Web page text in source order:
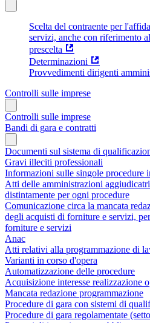
Scelta del contraente per
servizi, anche con riferimento
prescelta
Determinazioni
Provvedimenti dirigenti
Controlli sulle imprese
Controlli sulle imprese
Bandi di gara e contratti
Documenti sul sistema di
Gravi illeciti professionali
Informazioni sulle singole procedure
Atti delle amministrazioni
distintamente per ogni procedure
Comunicazione circa la mancata
degli acquisti di forniture e servizi,
forniture e servizi
Anac
Atti relativi alla programmazione di
Varianti in corso d'opera
Automatizzazione delle procedure
Acquisizione interesse realizzazione
Mancata redazione programmazione
Procedure di gara con sistemi di
Procedure di gara regolamentate